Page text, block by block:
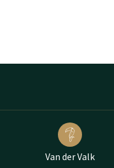
Van der Valk